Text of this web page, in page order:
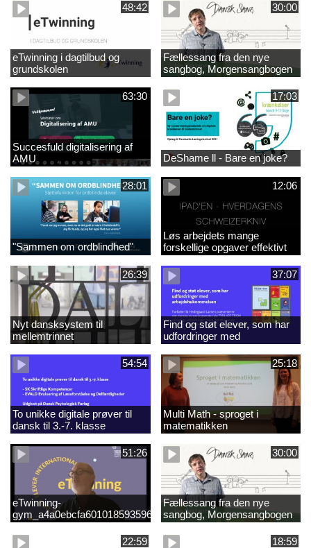
48:42
eTwinning i dagtilbud og
grundskolen
30:00
Fællessang fra den nye
sangbog, Morgensangbogen
(4)
63:30
Succesfuld digitalisering af
AMU
17:03
DeShame ll - Bare en joke?
28:01
"Sammen om ordblindhed"
12:06
Løs arbejdets mange
forskellige opgaver effektivt
med iPad
26:39
Nyt dansksystem til
mellemtrinnet
37:07
Find og støt elever, som har
udfordringer med
arbejdshukommelsen
54:54
To unikke digitale prøver til
dansk til 3.-7. klasse
25:18
Multi Math - sproget i
matematikken
51:26
eTwinning-
gym_a4a0ebcfa601018593596e99f8a2f0d5.mp4
30:00
Fællessang fra den nye
sangbog, Morgensangbogen
(3)
22:59
18:59